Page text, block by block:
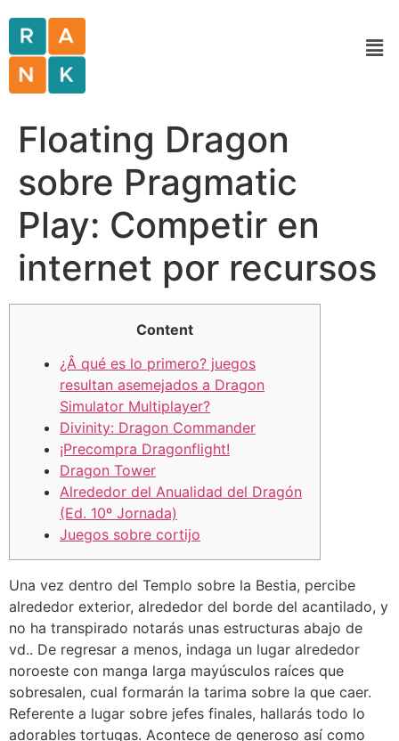
Floating Dragon
sobre Pragmatic
Play: Competir en
internet por recursos
Content
¿Â qué es lo primero? juegos
resultan asemejados a Dragon
Simulator Multiplayer?
Divinity: Dragon Commander
¡Precompra Dragonflight!
Dragon Tower
Alrededor del Anualidad del Dragón
(Ed. 10º Jornada)
Juegos sobre cortijo
Una vez dentro del Templo sobre la Bestia, percibe
alrededor exterior, alrededor del borde del acantilado, y
no ha transpirado notarás unas estructuras abajo de
vd.. De regresar a menos, indaga un lugar alrededor
noroeste con manga larga mayúsculos raíces que
sobresalen, cual formarán la tarima sobre la que caer.
Referente a lugar sobre jefes finales, hallarás todo lo
adorables tortugas. Acontece de generoso así­ como